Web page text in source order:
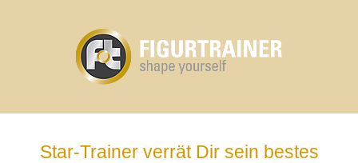
Star-Trainer verrät Dir sein bestes